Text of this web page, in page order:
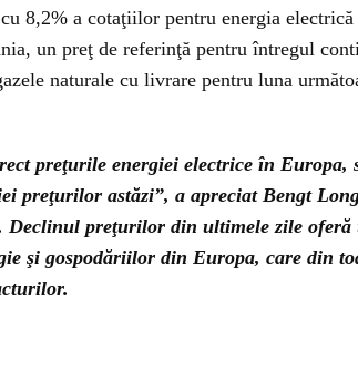
cu 8,2% a cotaţiilor pentru energia
un preţ de referinţă pentru întregul
naturale cu livrare pentru luna
preţurile energiei electrice în Europa,
preţurilor astăzi”, a apreciat Bengt
Declinul preţurilor din ultimele zile
şi gospodăriilor din Europa, care din